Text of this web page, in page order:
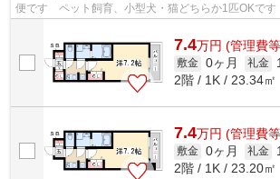
便です ペット飼育、小型犬・猫どちらか1匹OKです
7.4万円 (管理費
敷金 0ヶ月 礼金
2階 / 1K / 23.34㎡
7.4万円 (管理費
敷金 0ヶ月 礼金
2階 / 1K / 23.20㎡